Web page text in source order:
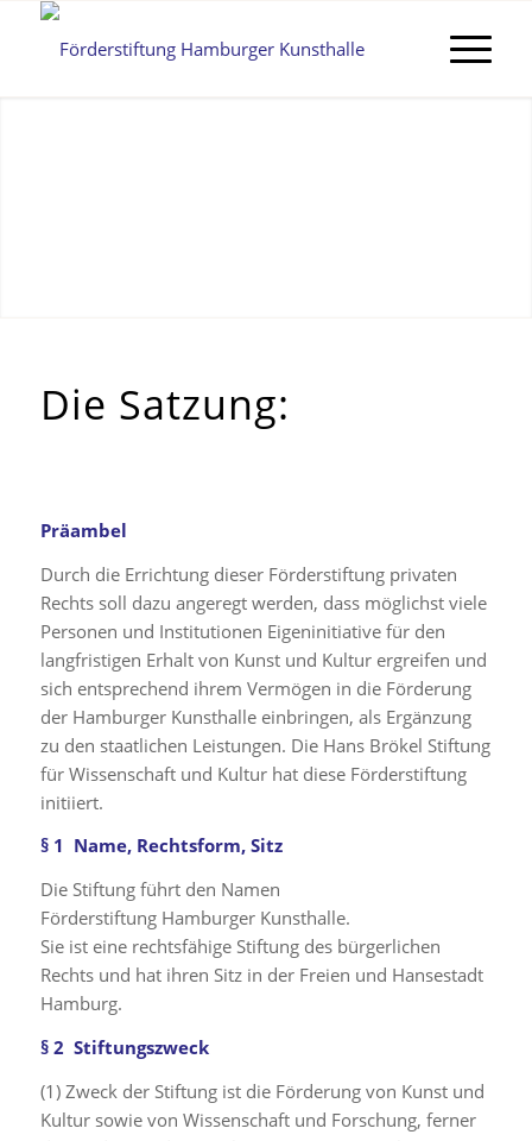
Die Satzung:
Präambel
Durch die Errichtung dieser Förderstiftung privaten
Rechts soll dazu angeregt werden, dass möglichst viele
Personen und Institutionen Eigeninitiative für den
langfristigen Erhalt von Kunst und Kultur ergreifen und
sich entsprechend ihrem Vermögen in die Förderung
der Hamburger Kunsthalle einbringen, als Ergänzung
zu den staatlichen Leistungen. Die Hans Brökel Stiftung
für Wissenschaft und Kultur hat diese Förderstiftung
initiiert.
§ 1 Name, Rechtsform, Sitz
Die Stiftung führt den Namen
Förderstiftung Hamburger Kunsthalle.
Sie ist eine rechtsfähige Stiftung des bürgerlichen
Rechts und hat ihren Sitz in der Freien und Hansestadt
Hamburg.
§ 2 Stiftungszweck
(1) Zweck der Stiftung ist die Förderung von Kunst und
Kultur sowie von Wissenschaft und Forschung, ferner